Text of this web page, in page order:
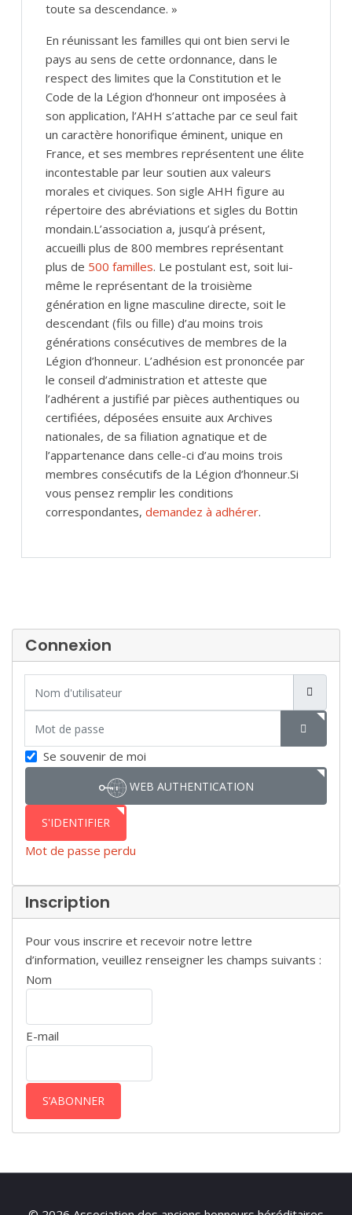
toute sa descendance. »
En réunissant les familles qui ont bien servi le
pays au sens de cette ordonnance, dans le
respect des limites que la Constitution et le
Code de la Légion d’honneur ont imposées à
son application, l’AHH s’attache par ce seul fait
un caractère honorifique éminent, unique en
France, et ses membres représentent une élite
incontestable par leur soutien aux valeurs
morales et civiques. Son sigle AHH figure au
répertoire des abréviations et sigles du Bottin
mondain.L’association a, jusqu’à présent,
accueilli plus de 800 membres représentant
plus de 500 familles. Le postulant est, soit lui-
même le représentant de la troisième
génération en ligne masculine directe, soit le
descendant (fils ou fille) d’au moins trois
générations consécutives de membres de la
Légion d’honneur. L’adhésion est prononcée par
le conseil d’administration et atteste que
l’adhérent a justifié par pièces authentiques ou
certifiées, déposées ensuite aux Archives
nationales, de sa filiation agnatique et de
l’appartenance dans celle-ci d’au moins trois
membres consécutifs de la Légion d’honneur.Si
vous pensez remplir les conditions
correspondantes, demandez à adhérer.
Connexion
SHOW
Se souvenir de moi
WEB AUTHENTICATION
S'IDENTIFIER
Mot de passe perdu
Inscription
Pour vous inscrire et recevoir notre lettre
d’information, veuillez renseigner les champs suivants :
Nom
E-mail